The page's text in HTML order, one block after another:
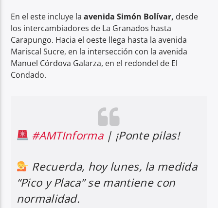
En el este incluye la avenida Simón Bolívar, desde
los intercambiadores de La Granados hasta
Carapungo. Hacia el oeste llega hasta la avenida
Mariscal Sucre, en la intersección con la avenida
Manuel Córdova Galarza, en el redondel de El
Condado.
#AMTInforma| ¡Ponte pilas!
Recuerda, hoy lunes, la medida
“Pico y Placa” se mantiene con
normalidad.